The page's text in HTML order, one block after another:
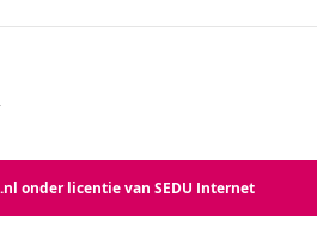
onder licentie van SEDU Internet